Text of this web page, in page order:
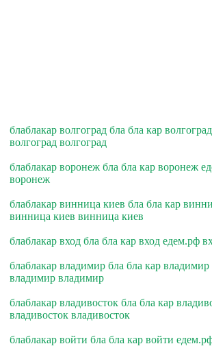
блаблакар волгоград бла бла кар
волгоград волгоград
блаблакар воронеж бла бла кар воронеж
воронеж
блаблакар винница киев бла бла кар
винница киев винница киев
блаблакар вход бла бла кар вход едем.рф
блаблакар владимир бла бла кар
владимир владимир
блаблакар владивосток бла бла кар
владивосток владивосток
блаблакар войти бла бла кар войти